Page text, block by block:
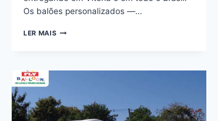
Os balões personalizados —…
LER MAIS TUNEL